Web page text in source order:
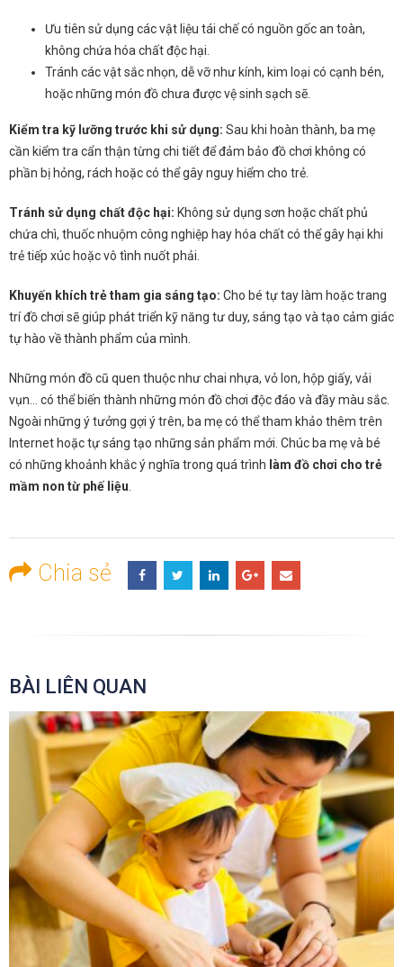
Ưu tiên sử dụng các vật liệu tái chế có nguồn gốc an toàn,
không chứa hóa chất độc hại.
Tránh các vật sắc nhọn, dễ vỡ như kính, kim loại có cạnh bén,
hoặc những món đồ chưa được vệ sinh sạch sẽ.
Kiểm tra kỹ lưỡng trước khi sử dụng: Sau khi hoàn thành, ba mẹ
cần kiểm tra cẩn thận từng chi tiết để đảm bảo đồ chơi không có
phần bị hỏng, rách hoặc có thể gây nguy hiểm cho trẻ.
Tránh sử dụng chất độc hại: Không sử dụng sơn hoặc chất phủ
chứa chì, thuốc nhuộm công nghiệp hay hóa chất có thể gây hại khi
trẻ tiếp xúc hoặc vô tình nuốt phải.
Khuyến khích trẻ tham gia sáng tạo: Cho bé tự tay làm hoặc trang
trí đồ chơi sẽ giúp phát triển kỹ năng tư duy, sáng tạo và tạo cảm giác
tự hào về thành phẩm của mình.
Những món đồ cũ quen thuộc như chai nhựa, vỏ lon, hộp giấy, vải
vụn… có thể biến thành những món đồ chơi độc đáo và đầy màu sắc.
Ngoài những ý tưởng gợi ý trên, ba mẹ có thể tham khảo thêm trên
Internet hoặc tự sáng tạo những sản phẩm mới. Chúc ba mẹ và bé
có những khoảnh khắc ý nghĩa trong quá trình làm đồ chơi cho trẻ
mầm non từ phế liệu
Chia sẻ
BÀI LIÊN QUAN